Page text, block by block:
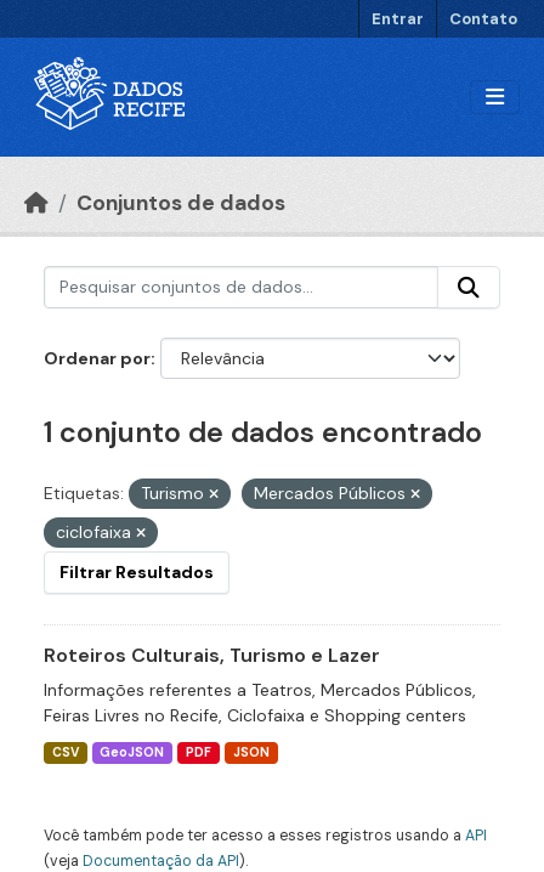
Entrar Contato
Conjuntos de dados
Ordenar por
1 conjunto de dados encontrado
Etiquetas: Turismo
Mercados Públicos
ciclofaixa
Filtrar Resultados
Roteiros Culturais, Turismo e Lazer
Informações referentes a Teatros, Mercados Públicos,
Feiras Livres no Recife, Ciclofaixa e Shopping centers
CSV GeoJSON PDF JSON
Você também pode ter acesso a esses registros usando a API
(veja Documentação da API).